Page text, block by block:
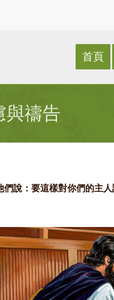
首頁
與禱告
說：要這樣對你們的主